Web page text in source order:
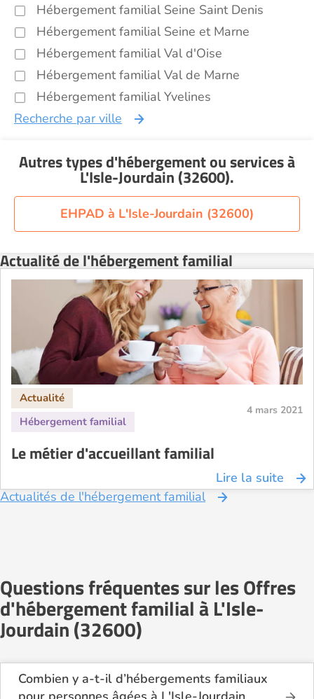
Hébergement familial Seine Saint Denis
Hébergement familial Seine et Marne
Hébergement familial Val d'Oise
Hébergement familial Val de Marne
Hébergement familial Yvelines
Recherche par ville
Autres types d'hébergement ou servicesà
L'Isle-Jourdain (32600).
EHPAD à L'Isle-Jourdain (32600)
Actualité de l'hébergement familial
4 mars 2021
Le métier d'accueillant familial
Lire la suite
Actualités de l'hébergement familial
Questions fréquentes sur les Offres
d'hébergement familial à L'Isle-
Jourdain (32600)
Combien y a-t-il d’hébergements familiaux